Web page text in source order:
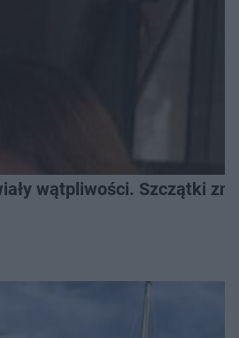
wątpliwości. Szczątki